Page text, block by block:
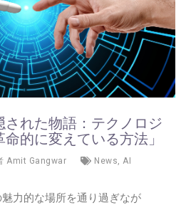
された物語：テクノロジ
的に変えている方法」
Amit Gangwar News AI
力的な場所を通り過ぎなが